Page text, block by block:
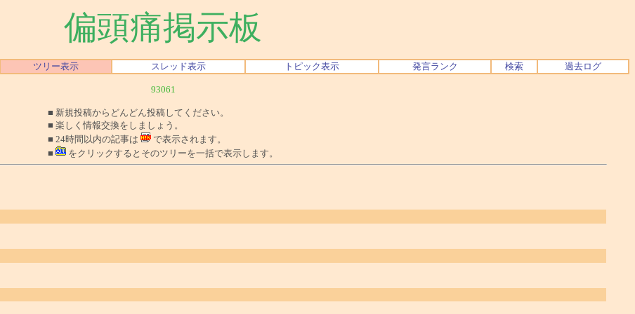
偏頭痛掲示板
ツリー表示 スレッド表示 トピック表示 発言ランク 検索 過去ログ
93061
■ 新規投稿からどんどん投稿してください。
■ 楽しく情報交換をしましょう。
■ 24時間以内の記事は
で表示されます。
■
をクリックするとそのツリーを一括で表示します。